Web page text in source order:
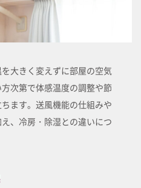
大きく変えずに部屋の空気
次第で体感温度の調整や節
ます。送風機能の仕組みや
、冷房・除湿との違いにつ